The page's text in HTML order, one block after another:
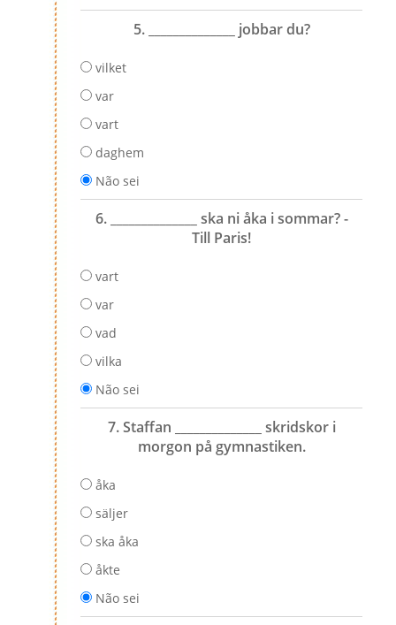
5. ______________ jobbar du?
vilket
var
vart
daghem
Não sei
6. ______________ ska ni åka i sommar? -
Till Paris!
vart
var
vad
vilka
Não sei
7. Staffan ______________ skridskor i
morgon på gymnastiken.
åka
säljer
ska åka
åkte
Não sei